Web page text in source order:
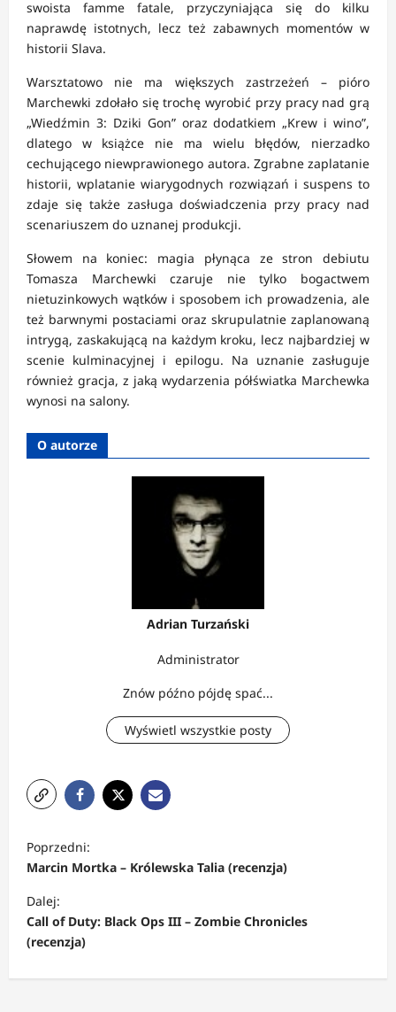
swoista famme fatale, przyczyniająca się do kilku
naprawdę istotnych, lecz też zabawnych momentów w
historii Slava.
Warsztatowo nie ma większych zastrzeżeń – pióro
Marchewki zdołało się trochę wyrobić przy pracy nad grą
„Wiedźmin 3: Dziki Gon” oraz dodatkiem „Krew i wino”,
dlatego w książce nie ma wielu błędów, nierzadko
cechującego niewprawionego autora. Zgrabne zaplatanie
historii, wplatanie wiarygodnych rozwiązań i suspens to
zdaje się także zasługa doświadczenia przy pracy nad
scenariuszem do uznanej produkcji.
Słowem na koniec: magia płynąca ze stron debiutu
Tomasza Marchewki czaruje nie tylko bogactwem
nietuzinkowych wątków i sposobem ich prowadzenia, ale
też barwnymi postaciami oraz skrupulatnie zaplanowaną
intrygą, zaskakującą na każdym kroku, lecz najbardziej w
scenie kulminacyjnej i epilogu. Na uznanie zasługuje
również gracja, z jaką wydarzenia półświatka Marchewka
wynosi na salony.
O autorze
Adrian Turzański
Administrator
Znów późno pójdę spać...
Wyświetl wszystkie posty
o
b
a
c
z
Poprzedni:
Marcin Mortka – Królewska Talia (recenzja)
Dalej:
Call of Duty: Black Ops III – Zombie Chronicles
(recenzja)